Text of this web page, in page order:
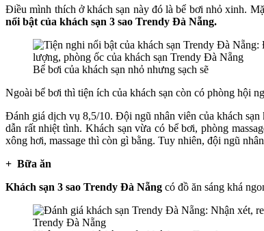
Điều mình thích ở khách sạn này đó là bể bơi nhỏ xinh.
nổi bật của khách sạn 3 sao Trendy Đà Nẵng.
Bể bơi của khách sạn nhỏ nhưng sạch sẽ
Ngoài bể bơi thì tiện ích của khách sạn còn có phòng hội
Đánh giá dịch vụ 8,5/10. Đội ngũ nhân viên của khách
dẫn rất nhiệt tình. Khách sạn vừa có bể bơi, phòng
xông hơi, massage thì còn gì bằng. Tuy nhiên, đội ngũ
+ Bữa ăn
Khách sạn 3 sao Trendy Đà Nẵng có đồ ăn sáng khá